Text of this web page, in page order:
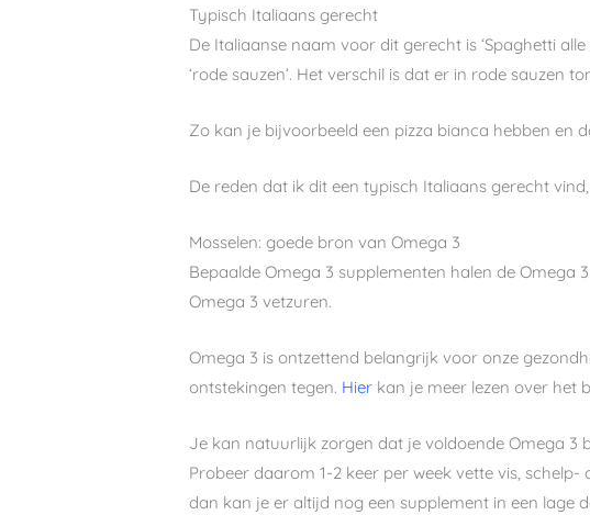
Typisch Italiaans gerecht
De Italiaanse naam voor dit gerecht is ‘Spaghetti
‘rode sauzen’. Het verschil is dat er in rode sauzen
Zo kan je bijvoorbeeld een pizza bianca hebben en
De reden dat ik dit een typisch Italiaans gerecht
Mosselen: goede bron van Omega 3
Bepaalde Omega 3 supplementen halen de Omega
Omega 3 vetzuren.
Omega 3 is ontzettend belangrijk voor onze
ontstekingen tegen. Hier kan je meer lezen over het
Je kan natuurlijk zorgen dat je voldoende Omega
Probeer daarom 1-2 keer per week vette vis,
dan kan je er altijd nog een supplement in een lage